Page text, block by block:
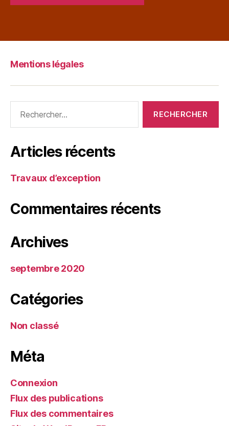
Mentions légales
Articles récents
Travaux d’exception
Commentaires récents
Archives
septembre 2020
Catégories
Non classé
Méta
Connexion
Flux des publications
Flux des commentaires